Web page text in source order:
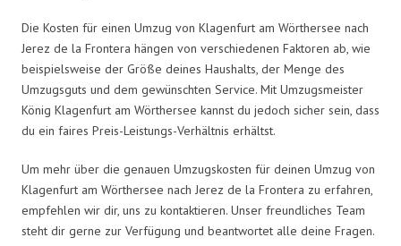
Die Kosten für einen Umzug von Klagenfurt am Wörthersee nach
Jerez de la Frontera hängen von verschiedenen Faktoren ab, wie
beispielsweise der Größe deines Haushalts, der Menge des
Umzugsguts und dem gewünschten Service. Mit Umzugsmeister
König Klagenfurt am Wörthersee kannst du jedoch sicher sein, dass
du ein faires Preis-Leistungs-Verhältnis erhältst.
Um mehr über die genauen Umzugskosten für deinen Umzug von
Klagenfurt am Wörthersee nach Jerez de la Frontera zu erfahren,
empfehlen wir dir, uns zu kontaktieren. Unser freundliches Team
steht dir gerne zur Verfügung und beantwortet alle deine Fragen.